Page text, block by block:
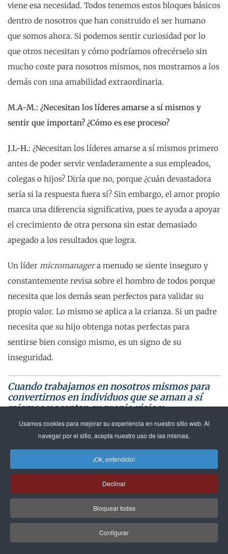
Usamos cookies para mejorar su experiencia en nuestro sitio web. Al
navegar por el sitio, acepta nuestro uso de las mismas.
¡Ok, entendido!
Declinar
Bloquear todas
Configurar
viene esa necesidad. Todos tenemos estos bloques básicos
dentro de nosotros que han construido el ser humano
que somos ahora. Si podemos sentir curiosidad por lo
que otros necesitan y cómo podríamos ofrecérselo sin
mucho coste para nosotros mismos, nos mostramos a los
demás con una amabilidad extraordinaria.
M.A-M.: ¿Necesitan los líderes amarse a sí mismos y
sentir que importan? ¿Cómo es ese proceso?
J.L-H.: ¿Necesitan los líderes amarse a sí mismos primero
antes de poder servir verdaderamente a sus empleados,
colegas o hijos? Diría que no, porque ¿cuán devastadora
sería si la respuesta fuera sí? Sin embargo, el amor propio
marca una diferencia significativa, pues te ayuda a apoyar
el crecimiento de otra persona sin estar demasiado
apegado a los resultados que logra.
Un líder micromanagera menudo se siente inseguro y
constantemente revisa sobre el hombro de todos porque
necesita que los demás sean perfectos para validar su
propio valor. Lo mismo se aplica a la crianza. Si un padre
necesita que su hijo obtenga notas perfectas para
sentirse bien consigo mismo, es un signo de su
inseguridad.
Cuando trabajamos en nosotros mismos para
convertirnos en individuos que se aman a sí
mismos y aceptan su propio viaje y
crecimiento, se vuelve mucho más fácil liderar
y criar efectivamente
Cuando trabajamos en nosotros mismos para
convertirnos en individuos que se aman a sí mismos y
aceptan su propio viaje y crecimiento, se vuelve mucho
más fácil liderar y criar efectivamente. Esta
autoconciencia y aceptación nos permiten resonar a un
nivel más alto de liderazgo y crianza, haciendo posible